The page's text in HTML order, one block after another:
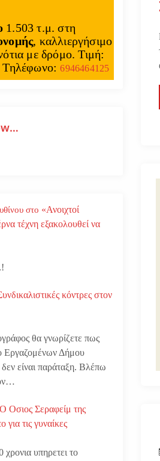
1.503 τ.μ. στη
, καλλιεργήσιμο
με δρόμο. Τιμή:
Τηλέφωνο:6946464125
στο «Ανοιχτοί
τέχνη εξακολουθεί να
κόντρες στον
θα γνωρίζετε πως
Εργαζομένων Δήμου
είναι παράταξη. Βλέπω
Ο Οσιος Σεραφείμ της
για τις γυναίκες
υπηρετει το